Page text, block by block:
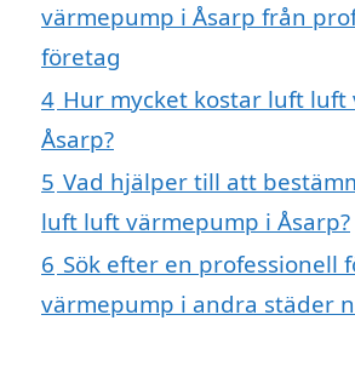
värmepump i Åsarp från
företag
4 Hur mycket kostar luft luft
Åsarp?
5 Vad hjälper till att
luft luft värmepump i Åsarp?
6 Sök efter en professionell
värmepump i andra städer